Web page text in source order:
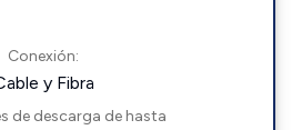
Conexión:
y Fibra
de descarga de hasta